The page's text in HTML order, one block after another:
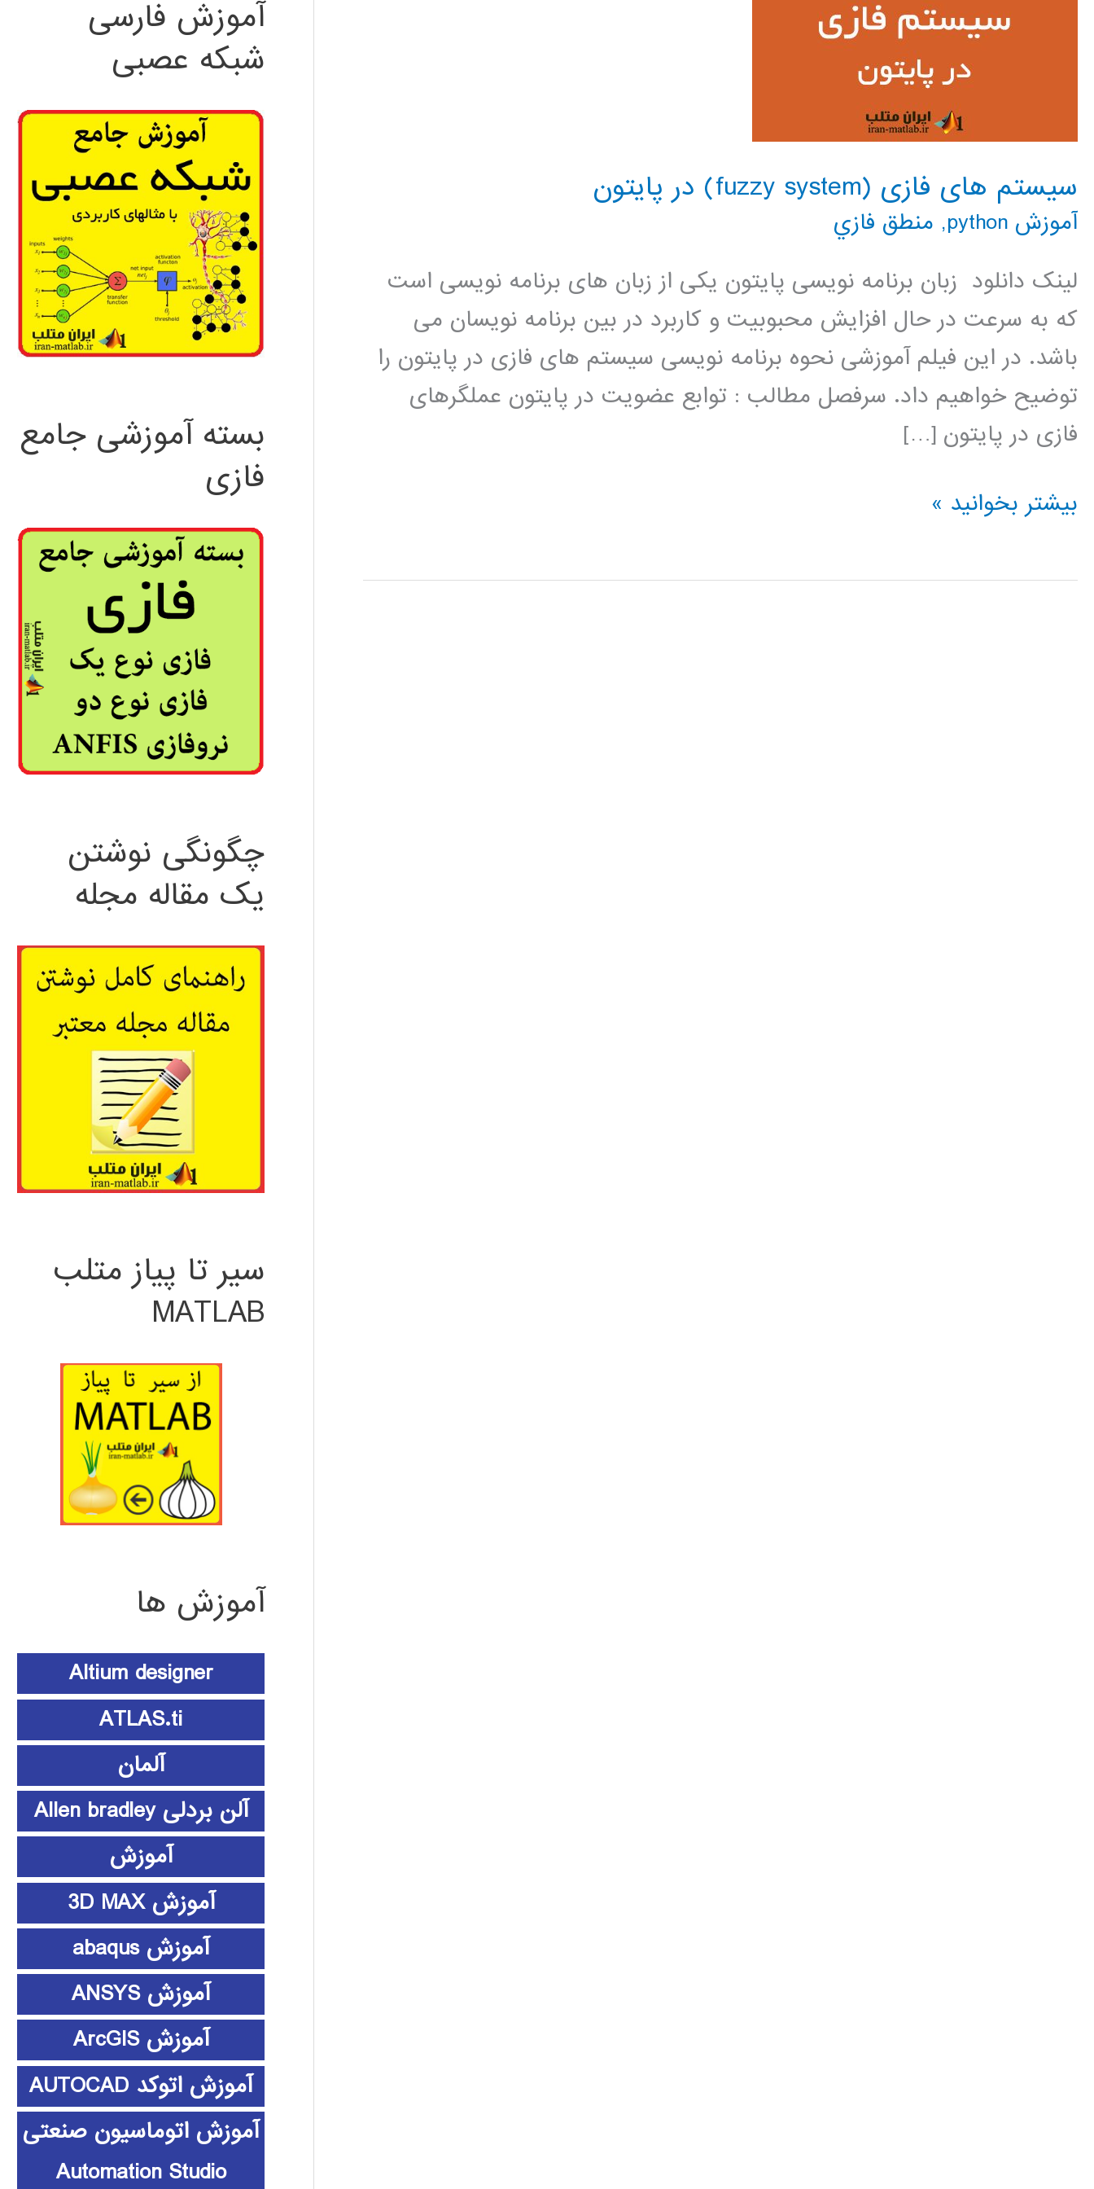
سیستم های فازی (fuzzy system) در پایتون
آموزش python , منطق فازي
لینک دانلود زبان برنامه نویسی پایتون یکی از زبان های برنامه نویسی است
که به سرعت در حال افزایش محبوبیت و کاربرد در بین برنامه نویسان می
باشد. در این فیلم آموزشی نحوه برنامه نویسی سیستم های فازی در پایتون را
توضیح خواهیم داد. سرفصل مطالب : توابع عضویت در پایتون عملگرهای
فازی در پایتون […]
سیستم
فازی
بیشتر بخوانید »
آموزش فارسی
شبکه عصبی
بسته آموزشی جامع
فازی
چگونگی نوشتن
یک مقاله مجله
سیر تا پیاز متلب
MATLAB
آموزش ها
Altium designer
ATLAS.ti
آلمان
آلن بردلی Allen bradley
آموزش
آموزش 3D MAX
آموزش abaqus
آموزش ANSYS
آموزش ArcGIS
آموزش اتوکد AUTOCAD
آموزش اتوماسیون صنعتی
Automation Studio